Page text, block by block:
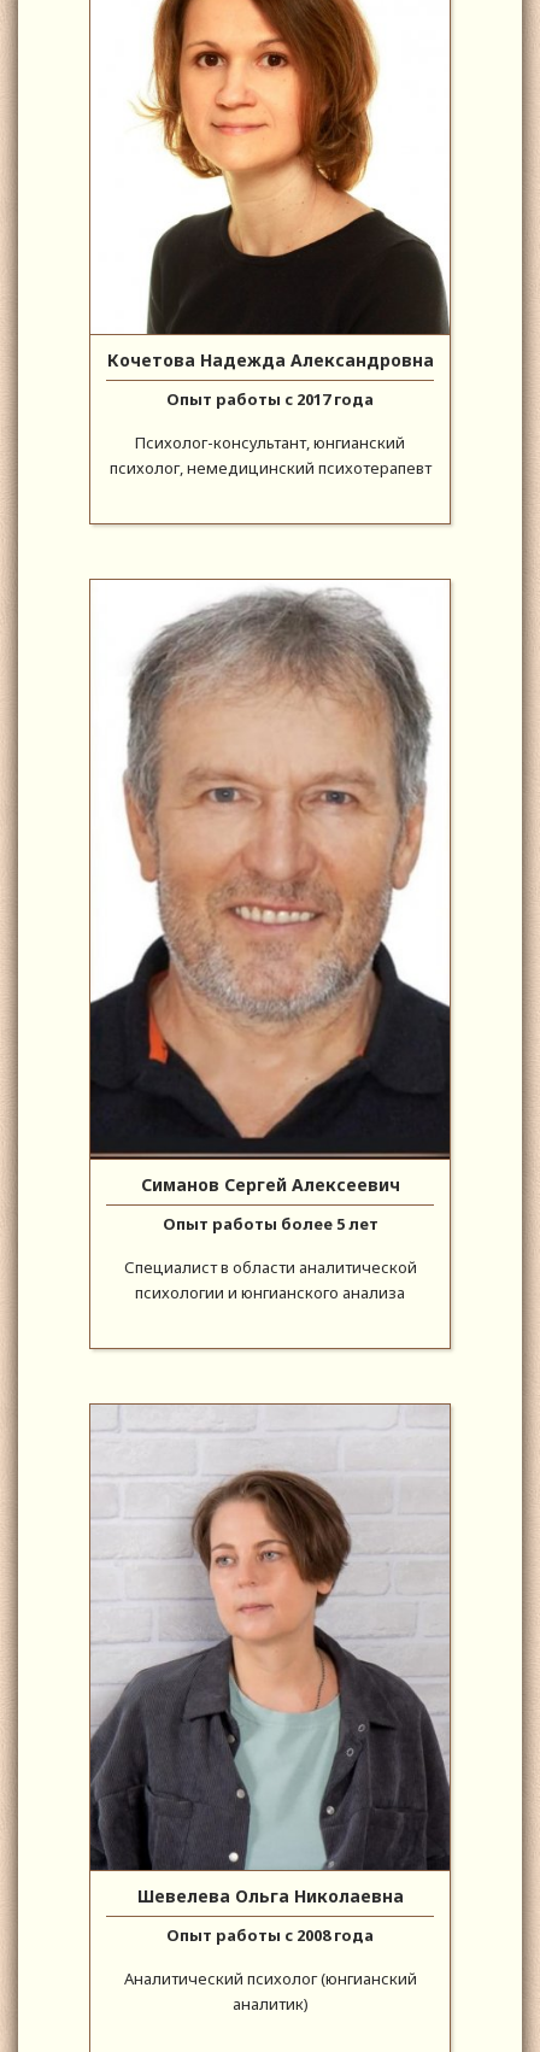
Кочетова Надежда Александровна
Опыт работы с 2017 года
Психолог-консультант, юнгианский
психолог, немедицинский психотерапевт
Симанов Сергей Алексеевич
Опыт работы более 5 лет
Специалист в области аналитической
психологии и юнгианского анализа
Шевелева Ольга Николаевна
Опыт работы с 2008 года
Аналитический психолог (юнгианский
аналитик)